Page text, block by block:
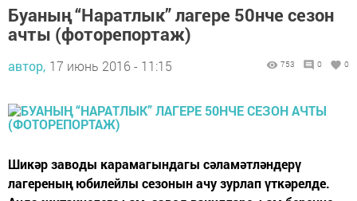
Буаның “Наратлык” лагере 50нче сезон
ачты (фоторепортаж)
автор, 17 июнь 2016 - 11:15 753 0 0
Шикәр заводы карамагындагы сәламәтләндерү
лагереның юбилейлы сезонын ачу зурлап үткәрелде.